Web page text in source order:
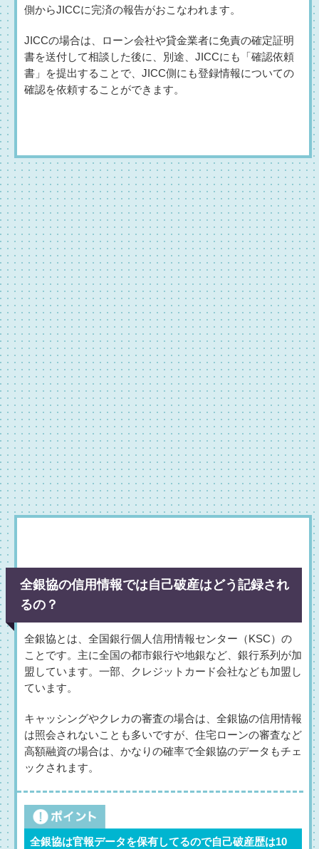
側からJICCに完済の報告がおこなわれます。
JICCの場合は、ローン会社や貸金業者に免責の確定証明
書を送付して相談した後に、別途、JICCにも「確認依頼
書」を提出することで、JICC側にも登録情報についての
確認を依頼することができます。
全銀協の信用情報では自己破産はどう記録され
るの？
全銀協とは、全国銀行個人信用情報センター（KSC）の
ことです。主に全国の都市銀行や地銀など、銀行系列が加
盟しています。一部、クレジットカード会社なども加盟し
ています。
キャッシングやクレカの審査の場合は、全銀協の信用情報
は照会されないことも多いですが、住宅ローンの審査など
高額融資の場合は、かなりの確率で全銀協のデータもチェ
ックされます。
全銀協は官報データを保有してるので自己破産歴は10